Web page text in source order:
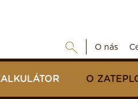
O nás
O